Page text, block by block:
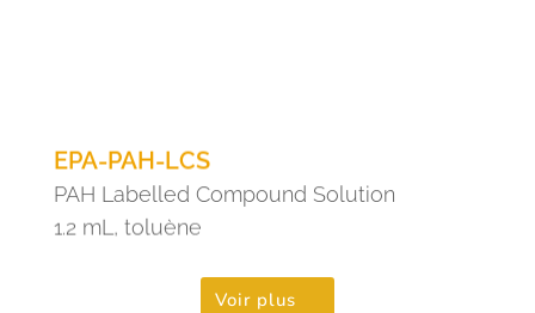
EPA-PAH-LCS
PAH Labelled Compound Solution
1.2 mL, toluène
Voir plus